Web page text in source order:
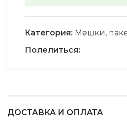
Категория: Мешки,
Полелиться:
ДОСТАВКА И ОПЛАТА